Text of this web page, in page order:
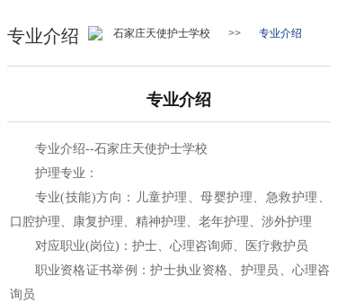
专业介绍 石家庄天使护士学校 >> 专业介绍
专业介绍--石家庄天使护士学校
护理专业：
专业(技能)方向：儿童护理、母婴护理、急救护理、
口腔护理、康复护理、精神护理、老年护理、涉外护理
对应职业(岗位)：护士、心理咨询师、医疗救护员
职业资格证书举例：护士执业资格、护理员、心理咨
询员
专业介绍